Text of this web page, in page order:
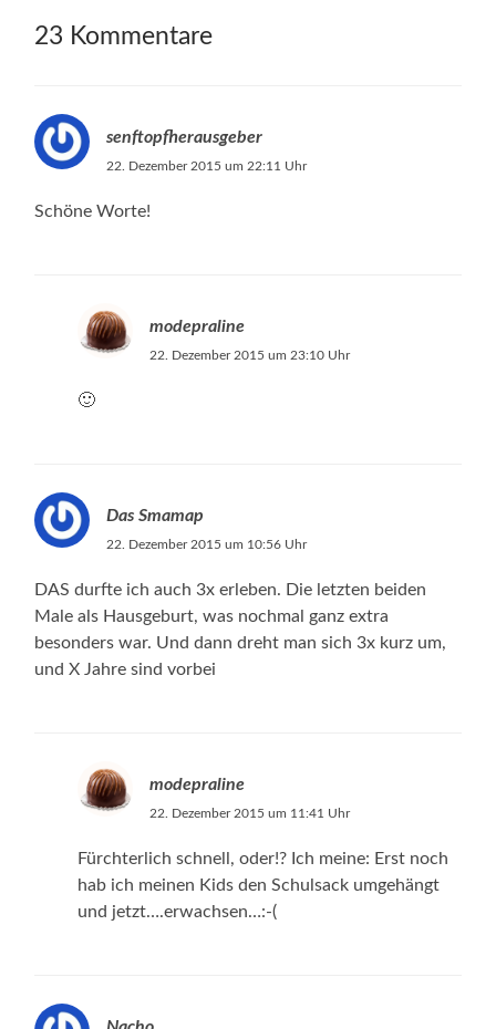
23 Kommentare
senftopfherausgeber
22. Dezember 2015 um 22:11 Uhr
Schöne Worte!
modepraline
22. Dezember 2015 um 23:10 Uhr
🙂
Das Smamap
22. Dezember 2015 um 10:56 Uhr
DAS durfte ich auch 3x erleben. Die letzten beiden
Male als Hausgeburt, was nochmal ganz extra
besonders war. Und dann dreht man sich 3x kurz um,
und X Jahre sind vorbei
modepraline
22. Dezember 2015 um 11:41 Uhr
Fürchterlich schnell, oder!? Ich meine: Erst noch
hab ich meinen Kids den Schulsack umgehängt
und jetzt….erwachsen…:-(